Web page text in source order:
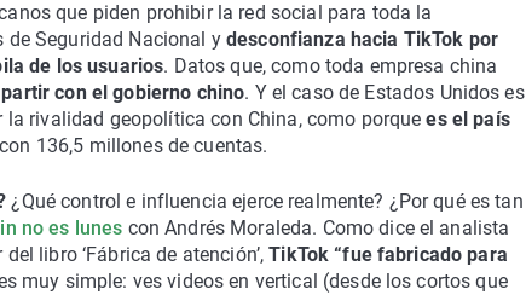
que piden prohibir la red social para toda la
Seguridad Nacional y desconfianza hacia TikTok por
de los usuarios. Datos que, como toda empresa china
con el gobierno chino. Y el caso de Estados Unidos es
la rivalidad geopolítica con China, como porquees el país
136,5 millones de cuentas.
¿Qué control e influencia ejerce realmente? ¿Por qué es tan
no es lunes con Andrés Moraleda. Como dice el analista
libro ‘Fábrica de atención’,TikTok “fue fabricado para
muy simple: ves videos en vertical (desde los cortos que